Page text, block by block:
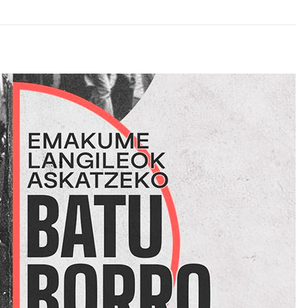
2026/07/07
SOINUGELA: Paul McCartney eta
Ringo Starr-en lan berriak
2026/07/03